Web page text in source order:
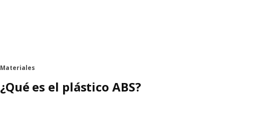
Materiales
¿Qué es el plástico ABS?